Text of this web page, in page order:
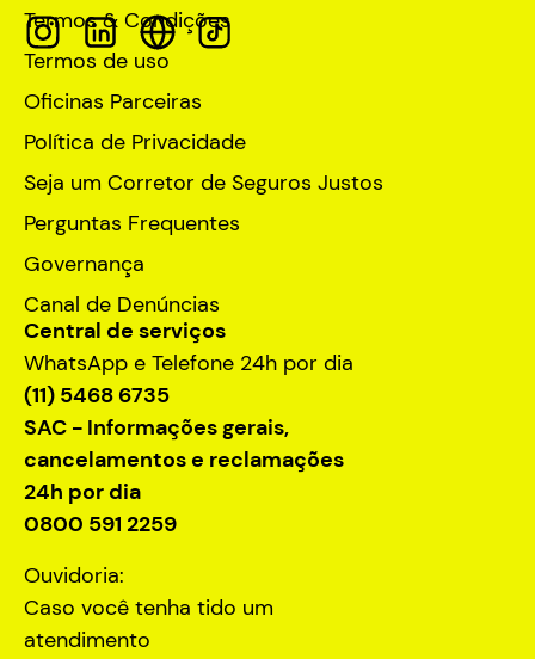
Termos & Condições
Termos de uso
Oficinas Parceiras
Política de Privacidade
Seja um Corretor de Seguros Justos
Perguntas Frequentes
Governança
Canal de Denúncias
Central de serviços
WhatsApp e Telefone 24h por dia
(11) 5468 6735
SAC - Informações gerais,
cancelamentos e reclamações
24h por dia
0800 591 2259
Ouvidoria:
Caso você tenha tido um
atendimento